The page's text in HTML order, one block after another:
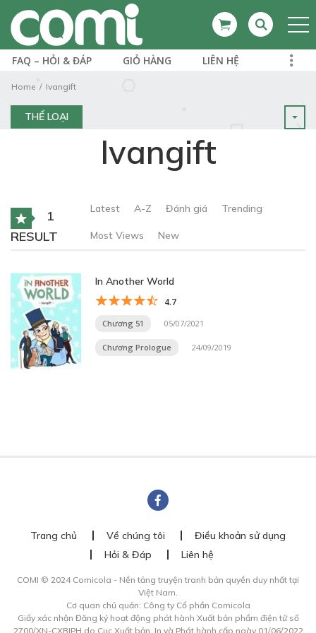
FAQ – HỎI & ĐÁP GIỎ HÀNG LIÊN HỆ
Home Ivangift
THỂ LOẠI
Ivangift
1
RESULT
Latest A-Z Đánh giá Trending
Most Views New
In Another World
4.7
Chương 51 05/07/2021
Chương Prologue 24/09/2019
Trang chủ Về chúng tôi
Điều khoản sử dụng
Hỏi & Đáp
Liên hệ
COMI © 2024 Comicola - Nền tảng truyện tranh bản quyền duy nhất tại
Việt Nam.
Cơ quan chủ quản: Công ty Cổ phần Comicola
Giấy xác nhận Đăng ký hoạt động phát hành Xuất bản phẩm điện tử số
2700/XN-CXBIPH do Cục Xuất bản, In và Phát hành cấp ngày 01/06/2022